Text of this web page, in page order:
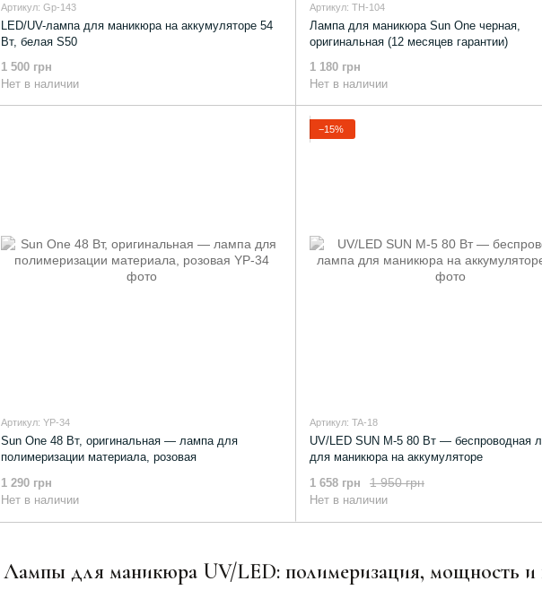
Лампы для маникюра UV/LED: полимеризация, мощность
Артикул: Gp-143
LED/UV-лампа для маникюра на аккумуляторе 54
Вт, белая S50
1 500 грн
Нет в наличии
Артикул: TH-104
Лампа для маникюра Sun One черная,
оригинальная (12 месяцев гарантии)
1 180 грн
Нет в наличии
Артикул: YP-34
Sun One 48 Вт, оригинальная — лампа для
полимеризации материала, розовая
1 290 грн
Нет в наличии
−15%
Артикул: TA-18
UV/LED SUN M-5 80 Вт — беспроводная
для маникюра на аккумуляторе
1 950 грн
1 658 грн
Нет в наличии